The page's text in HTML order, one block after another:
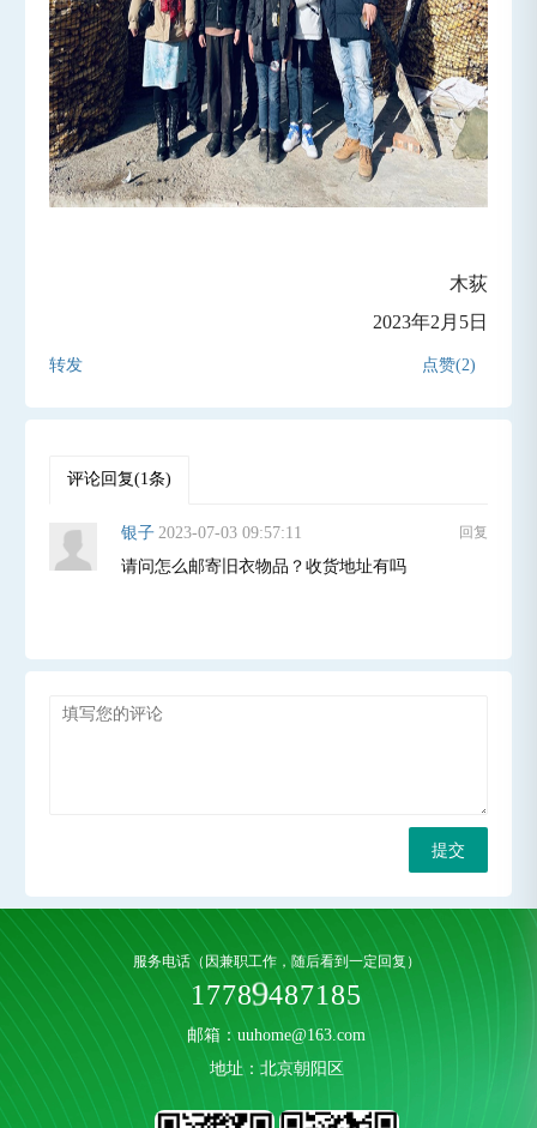
木荻
2023年2月5日
转发 点赞(2)
评论回复(1条)
银子 2023-07-03 09:57:11 回复
请问怎么邮寄旧衣物品？收货地址有吗
提交
服务电话（因兼职工作，随后看到一定回复）
1 7789487185
邮箱：uuhome@163.com
地址：北京朝阳区